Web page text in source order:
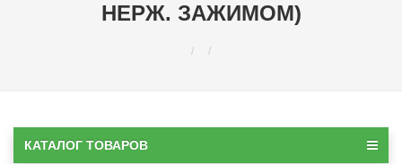
НЕРЖ. ЗАЖИМОМ)
КАТАЛОГ ТОВАРОВ